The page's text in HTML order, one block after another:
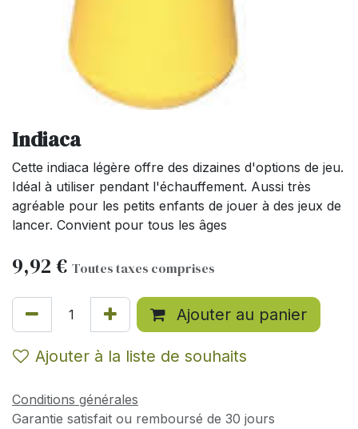
Indiaca
Cette indiaca légère offre des dizaines d'options de jeu.
Idéal à utiliser pendant l'échauffement. Aussi très
agréable pour les petits enfants de jouer à des jeux de
lancer. Convient pour tous les âges
9,92 € Toutes taxes comprises
Ajouter au panier
Ajouter à la liste de souhaits
Conditions générales
Garantie satisfait ou remboursé de 30 jours